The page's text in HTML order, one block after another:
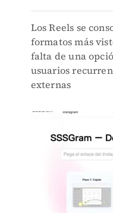
Los Reels se
formatos más
falta de una
usuarios
externas